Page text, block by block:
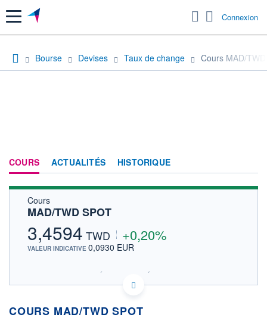
Menu Connexion
Bourse Devises Taux de change Cours MAD/
COURS ACTUALITÉS HISTORIQUE
Cours
MAD/TWD SPOT
3,4594 TWD +0,20%
VALEUR INDICATIVE 0,0930 EUR
SIX - FOREX 2 DONNÉES TEMPS RÉEL
Politique d'exécution
COURS MAD/TWD SPOT